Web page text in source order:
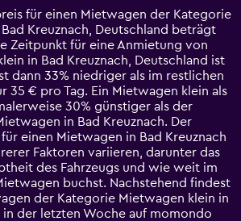
für einen Mietwagen der Kategorie
Kreuznach, Deutschland beträgt
Zeitpunkt für eine Anmietung von
in Bad Kreuznach, Deutschland ist
dann 33% niedriger als im restlichen
35 € pro Tag. Ein Mietwagen klein als
30% günstiger als der
in Bad Kreuznach. Der
einen Mietwagen in Bad Kreuznach
Faktoren variieren, darunter das
des Fahrzeugs und wie weit im
buchst. Nachstehend findest
der Kategorie Mietwagen klein in
in der letzten Woche auf momondo